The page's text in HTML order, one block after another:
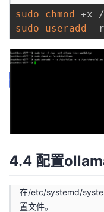
sudo chmod
sudo
useradd
4.4 配置
在/etc/systemd/
置文件。